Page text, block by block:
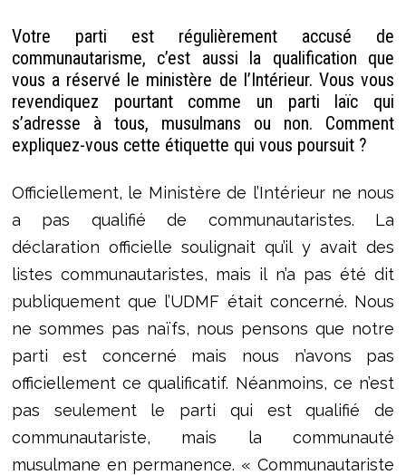
Votre parti est régulièrement accusé de
communautarisme, c’est aussi la qualification que
vous a réservé le ministère de l’Intérieur. Vous vous
revendiquez pourtant comme un parti laïc qui
s’adresse à tous, musulmans ou non. Comment
expliquez-vous cette étiquette qui vous poursuit ?
Officiellement, le Ministère de l’Intérieur ne nous
a pas qualifié de communautaristes. La
déclaration officielle soulignait qu’il y avait des
listes communautaristes, mais il n’a pas été dit
publiquement que l’UDMF était concerné. Nous
ne sommes pas naïfs, nous pensons que notre
parti est concerné mais nous n’avons pas
officiellement ce qualificatif. Néanmoins, ce n’est
pas seulement le parti qui est qualifié de
communautariste, mais la communauté
musulmane en permanence. « Communautariste